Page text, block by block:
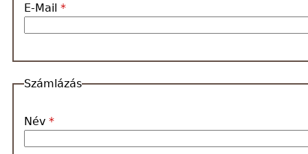
Vászon
E-Mail *
Számlázás
Név *